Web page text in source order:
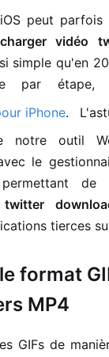
peut parfois
vidéo
simple qu'en
par étape,
iPhone.
notre outil
le
de
twitter
tierces
format
MP4
GIFs de